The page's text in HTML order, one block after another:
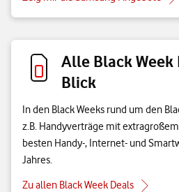
Alle Black
Blick
In den Black Weeks rund um den
z.B. Handyverträge mit
besten Handy-, Internet- und
Jahres.
Zu allen Black Week Deals